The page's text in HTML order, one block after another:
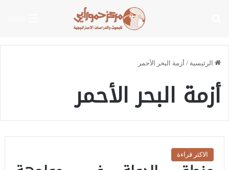
الرئيسية / أزمة البحر الأحمر
أزمة البحر الأحمر
الاكثر قراءة